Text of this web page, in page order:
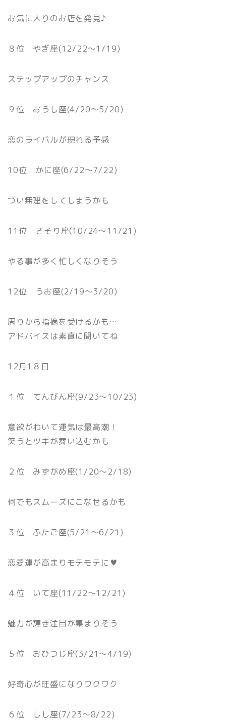
お気に入りのお店を発見♪
８位 やぎ座(12/22〜1/19)
ステップアップのチャンス
９位 おうし座(4/20〜5/20)
恋のライバルが現れる予感
10位 かに座(6/22〜7/22)
つい無理をしてしまうかも
11位 さそり座(10/24〜11/21)
やる事が多く忙しくなりそう
12位 うお座(2/19〜3/20)
周りから指摘を受けるかも…
アドバイスは素直に聞いてね
12月1８日
１位 てんびん座(9/23〜10/23)
意欲がわいて運気は最高潮！
笑うとツキが舞い込むかも
２位 みずがめ座(1/20〜2/18)
何でもスムーズにこなせるかも
３位 ふたご座(5/21〜6/21)
恋愛運が高まりモテモテに♥
４位 いて座(11/22〜12/21)
魅力が輝き注目が集まりそう
５位 おひつじ座(3/21〜4/19)
好奇心が旺盛になりワクワク
６位 しし座(7/23〜8/22)